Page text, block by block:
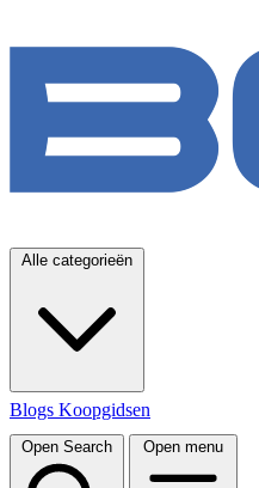
Alle categorieën
Blogs Koopgidsen
Open Search Open menu